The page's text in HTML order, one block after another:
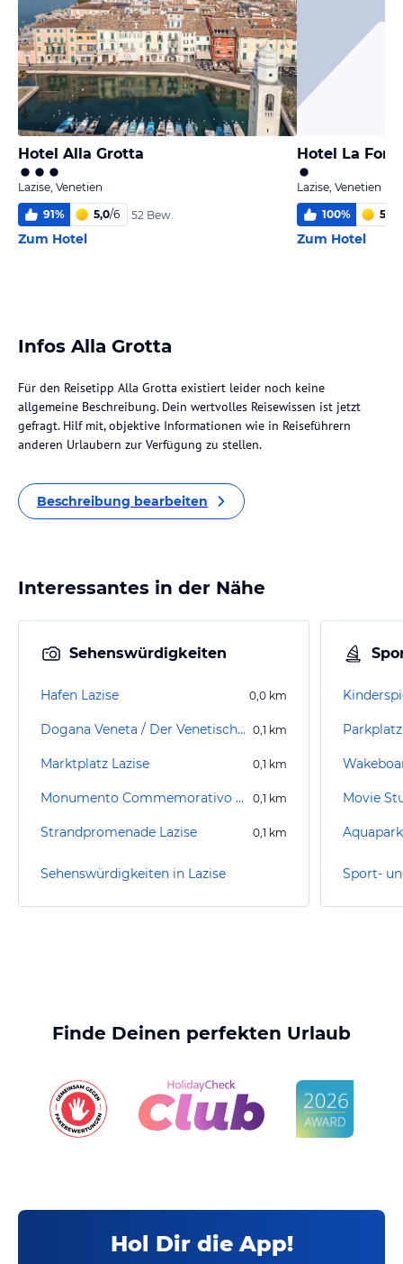
Hotel Alla Grotta
Lazise, Venetien
91% 5,0/6 52 Bew.
Zum Hotel
Hotel La
Lazise, Venetien
100% 5,0
Zum Hotel
Infos Alla Grotta
Für den Reisetipp Alla Grotta existiert leider noch keine
allgemeine Beschreibung. Dein wertvolles Reisewissen ist jetzt
gefragt. Hilf mit, objektive Informationen wie in Reiseführern
anderen Urlaubern zur Verfügung zu stellen.
Beschreibung bearbeiten
Interessantes in der Nähe
Sehenswürdigkeiten
Hafen Lazise 0,0 km
Dogana Veneta / Der Venetische Zollbau 0,1 km
Marktplatz Lazise 0,1 km
Monumento Commemorativo ai Caduti 0,1 km
Strandpromenade Lazise 0,1 km
Sehenswürdigkeiten in Lazise Sport-
Finde Deinen perfekten Urlaub
Hol Dir die App!